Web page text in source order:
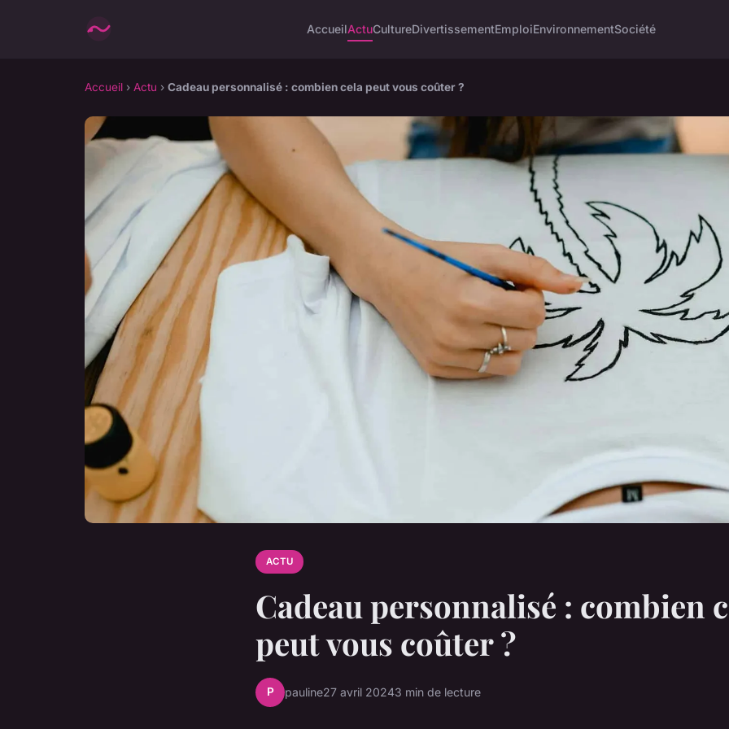
AccueilActuCultureDivertissementEmploiEnvironnementSociété
Accueil › Actu › Cadeau personnalisé : combien cela peut vous coûter ?
ACTU
Cadeau personnalisé : combien
peut vous coûter ?
P pauline27 avril 20243 min de lecture